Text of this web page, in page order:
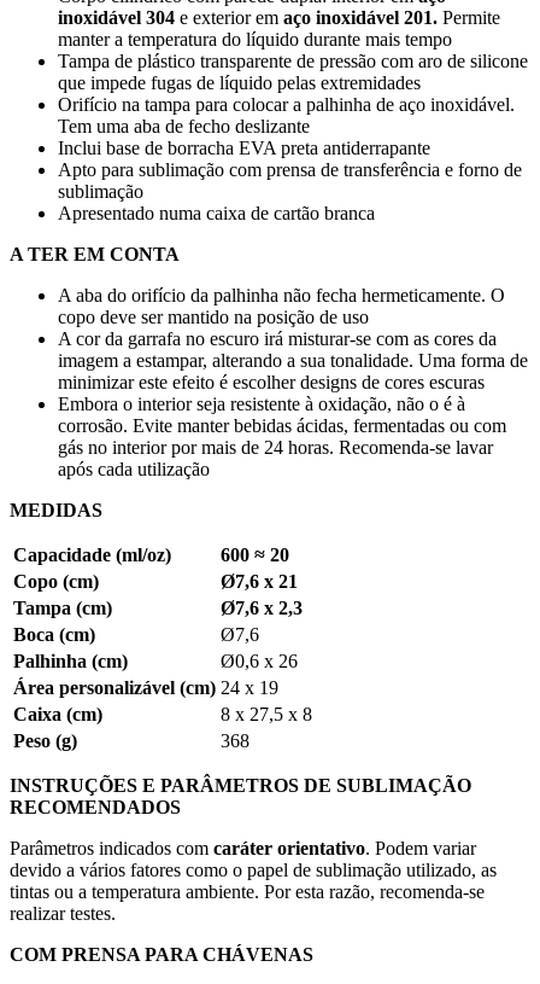
inoxidável 304 e exterior em aço inoxidável 201. Permite
manter a temperatura do líquido durante mais tempo
Tampa de plástico transparente de pressão com aro de silicone
que impede fugas de líquido pelas extremidades
Orifício na tampa para colocar a palhinha de aço inoxidável.
Tem uma aba de fecho deslizante
Inclui base de borracha EVA preta antiderrapante
Apto para sublimação com prensa de transferência e forno de
sublimação
Apresentado numa caixa de cartão branca
A TER EM CONTA
A aba do orifício da palhinha não fecha hermeticamente. O
copo deve ser mantido na posição de uso
A cor da garrafa no escuro irá misturar-se com as cores da
imagem a estampar, alterando a sua tonalidade. Uma forma de
minimizar este efeito é escolher designs de cores escuras
Embora o interior seja resistente à oxidação, não o é à
corrosão. Evite manter bebidas ácidas, fermentadas ou com
gás no interior por mais de 24 horas. Recomenda-se lavar
após cada utilização
MEDIDAS
Capacidade (ml/oz) 600 ≈ 20
Copo (cm)
Ø7,6 x 21
Tampa (cm)
Ø7,6 x 2,3
Boca (cm)
Ø7,6
Palhinha (cm)
Ø0,6 x 26
Área personalizável (cm) 24 x 19
Caixa (cm)
8 x 27,5 x 8
Peso (g)
368
INSTRUÇÕES E PARÂMETROS DE SUBLIMAÇÃO
RECOMENDADOS
Parâmetros indicados com caráter orientativo. Podem variar
devido a vários fatores como o papel de sublimação utilizado, as
tintas ou a temperatura ambiente. Por esta razão, recomenda-se
realizar testes.
COM PRENSA PARA CHÁVENAS